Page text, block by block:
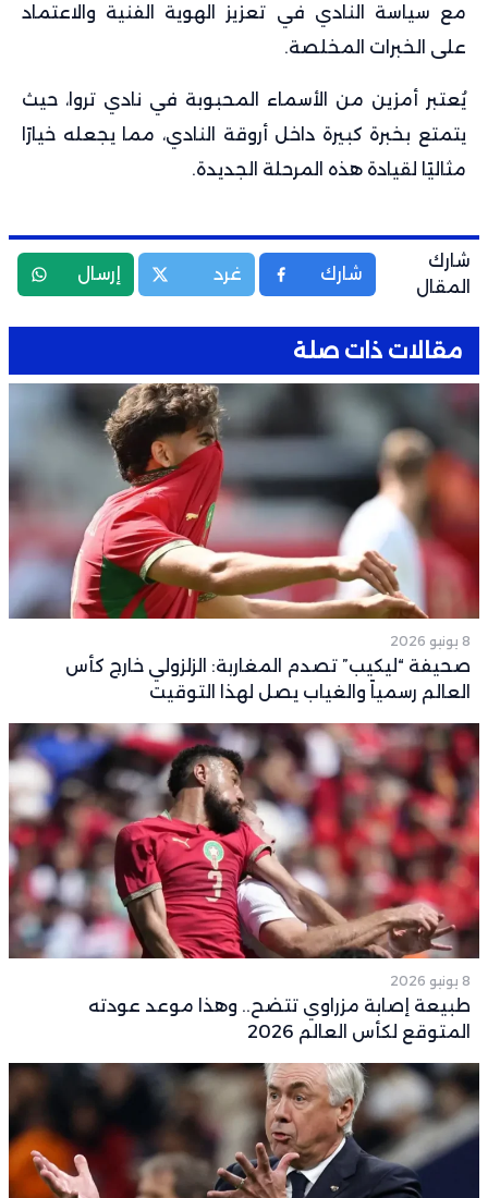
مع سياسة النادي في تعزيز الهوية الفنية والاعتماد
على الخبرات المخلصة.
يُعتبر أمزين من الأسماء المحبوبة في نادي تروا، حيث
يتمتع بخبرة كبيرة داخل أروقة النادي، مما يجعله خيارًا
مثاليًا لقيادة هذه المرحلة الجديدة.
شارك
المقال
شارك غرد إرسال
مقالات ذات صلة
8 يونيو 2026
صحيفة “ليكيب” تصدم المغاربة: الزلزولي خارج كأس
العالم رسمياً والغياب يصل لهذا التوقيت
8 يونيو 2026
طبيعة إصابة مزراوي تتضح.. وهذا موعد عودته
المتوقع لكأس العالم 2026